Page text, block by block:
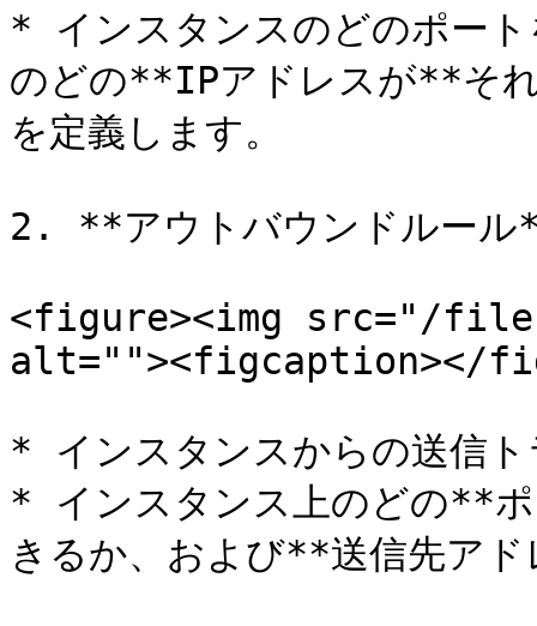
* インスタンスのどのポー
のどの**IPアドレスが**そ
を定義します。
2. **アウトバウンドルー
<figure><img src="/files/
alt=""><figcaption></
* インスタンスからの送信
* インスタンス上のどの**
きるか、および**送信先ア